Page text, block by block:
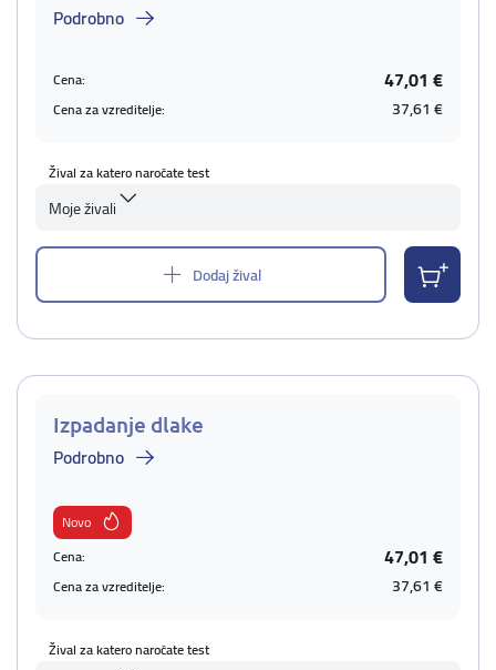
Podrobno
Cena: 47,01 €
Cena za vzreditelje: 37,61 €
Žival za katero naročate test
Moje živali
Dodaj žival
Izpadanje dlake
Podrobno
Novo
Cena:
47,01 €
Cena za vzreditelje: 37,61 €
Žival za katero naročate test